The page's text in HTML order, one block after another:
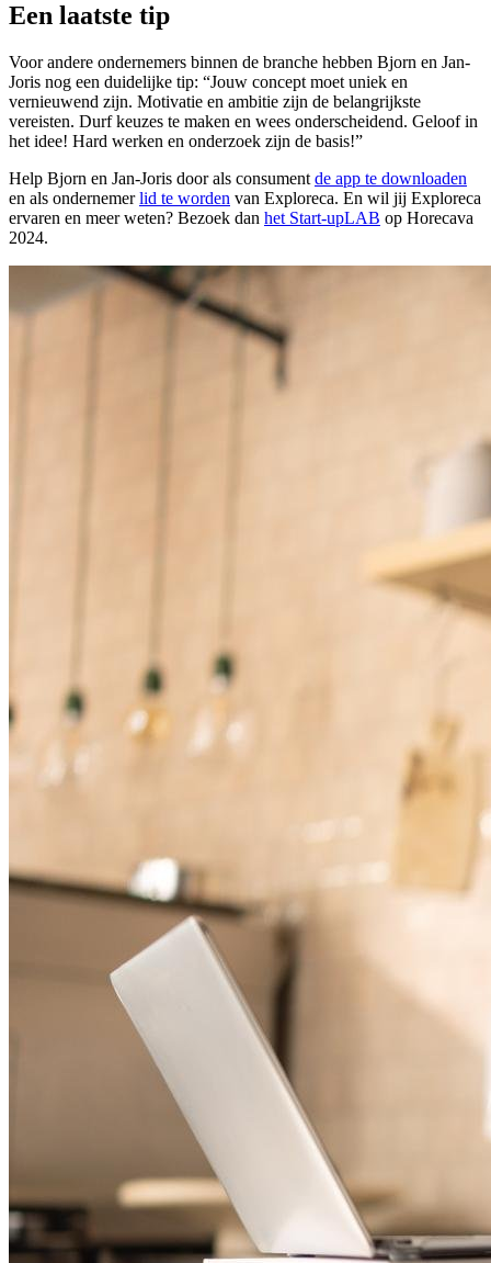
Een laatste tip
Voor andere ondernemers binnen de branche hebben Bjorn en Jan-
Joris nog een duidelijke tip: “Jouw concept moet uniek en
vernieuwend zijn. Motivatie en ambitie zijn de belangrijkste
vereisten. Durf keuzes te maken en wees onderscheidend. Geloof in
het idee! Hard werken en onderzoek zijn de basis!”
Help Bjorn en Jan-Joris door als consument de app te downloaden
en als ondernemerlid te worden van Exploreca. En wil jij Exploreca
ervaren en meer weten? Bezoek dan het Start-upLAB op Horecava
2024.